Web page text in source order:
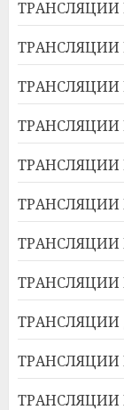
ТРАНСЛЯЦИИ
ТРАНСЛЯЦИИ
ТРАНСЛЯЦИИ
ТРАНСЛЯЦИИ
ТРАНСЛЯЦИИ
ТРАНСЛЯЦИИ
ТРАНСЛЯЦИИ
ТРАНСЛЯЦИИ
ТРАНСЛЯЦИИ